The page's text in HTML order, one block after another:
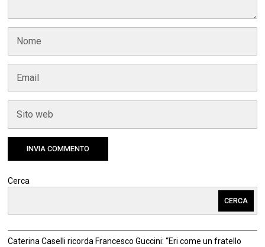
Cerca
CERCA
Caterina Caselli ricorda Francesco Guccini: “Eri come un fratello